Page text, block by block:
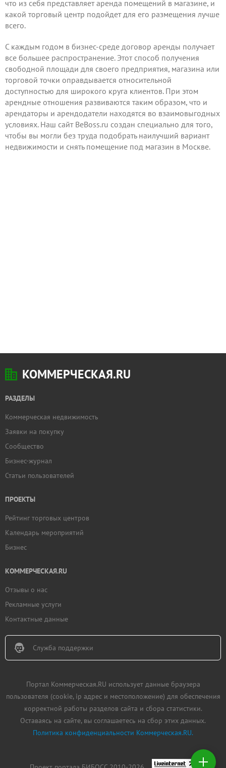
Добавить
что из себя представляет аренда помещений в магазине, и
какой торговый центр подойдет для его размещения лучше
всего.
С каждым годом в бизнес-среде договор аренды получает
все большее распространение. Этот способ получения
свободной площади для своего предприятия, магазина или
торговой точки оправдывается относительной
доступностью для широкого круга клиентов. При этом
арендные отношения развиваются таким образом, что и
арендаторы и арендодатели находятся во взаимовыгодных
условиях. Наш сайт BeBoss.ru создан специально для того,
чтобы вы могли без труда подобрать наилучший вариант
недвижимости и снять помещение под магазин в Москве.
КОММЕРЧЕСКАЯ.RU
РАЗДЕЛЫ
Коммерческая недвижимость
Заявки на покупку
Сообщество
Бизнес-журнал
Статьи пользователей
ПРОЕКТЫ
Рейтинг торговых центров
Календарь мероприятий
Бизнес
КОММЕРЧЕСКАЯ.RU
Отзывы о нас
Рекламные услуги
Контактные данные
Служба поддержки
Портал Коммерческая.RU использует данные браузера
пользователя (cookie, ip адрес и местоположение) для обеспечения
корректной работы разделов сайта и сбора статистики.
Оставаясь на сайте, вы соглашаетесь на сбор этих данных.
Политика конфиденциальности Коммерческая.RU.